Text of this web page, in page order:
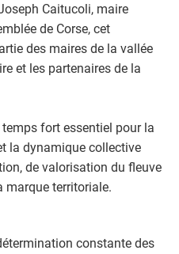
Caitucoli, maire
de Corse, cet
des maires de la vallée
et les partenaires de la
fort essentiel pour la
la dynamique collective
de valorisation du fleuve
marque territoriale.
constante des